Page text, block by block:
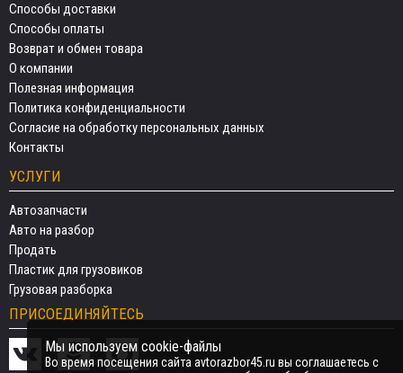
Способы доставки
Способы оплаты
Возврат и обмен товара
О компании
Полезная информация
Политика конфиденциальности
Согласие на обработку персональных данных
Контакты
УСЛУГИ
Автозапчасти
Авто на разбор
Продать
Пластик для грузовиков
Грузовая разборка
ПРИСОЕДИНЯЙТЕСЬ
Мы используем cookie-файлы
Во время посещения сайта avtorazbor45.ru вы соглашаетесь с